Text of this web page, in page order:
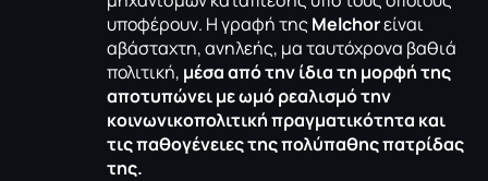
υποφέρουν. Η γραφή τηςMelchorείναι
αβάσταχτη, ανηλεής, μα ταυτόχρονα βαθιά
πολιτική, μέσα από την ίδια τη μορφή της
αποτυπώνει με ωμό ρεαλισμό την
κοινωνικοπολιτική πραγματικότητα και
τις παθογένειες της πολύπαθης πατρίδας
της.